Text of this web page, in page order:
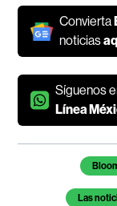
Convierta
noticias
Síguenos
Línea
Temas de
Las